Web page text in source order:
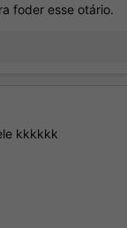
foder esse otário.
kkkkkk